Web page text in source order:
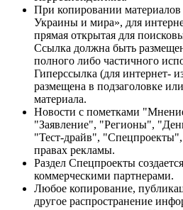
При копировании
Украины и мира», для
прямая открытая для
Ссылка должна быть
полного либо частичного
Гиперссылка (для интернет-
размещена в подзаголовке
материала.
Новости с пометками
"Заявление", "Регионы",
"Тест-драйв",
правах рекламы.
Раздел Спецпроекты
коммерческими партнерами.
Любое копирование,
другое распространение